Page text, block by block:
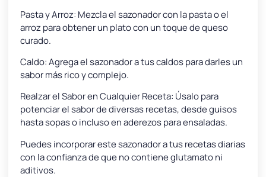
Pasta y Arroz: Mezcla el sazonador con la pasta o el
arroz para obtener un plato con un toque de queso
curado.
Caldo: Agrega el sazonador a tus caldos para darles un
sabor más rico y complejo.
Realzar el Sabor en Cualquier Receta: Úsalo para
potenciar el sabor de diversas recetas, desde guisos
hasta sopas o incluso en aderezos para ensaladas.
Puedes incorporar este sazonador a tus recetas diarias
con la confianza de que no contiene glutamato ni
aditivos.